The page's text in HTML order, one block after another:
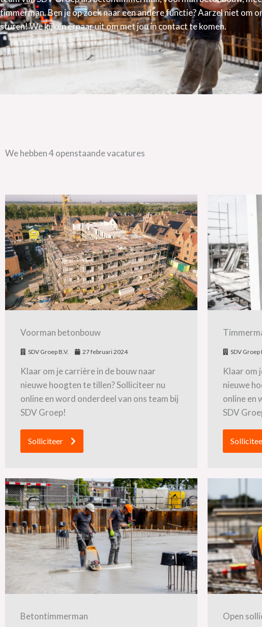
timmerman. Ben je op zoek naar een andere functie? Aarzel niet om
sturen! We kijken ernaar uit om met jou in contact te komen.
We hebben 4 openstaande vacatures
Voorman betonbouw
SDV Groep B.V. 27 februari 2024
Klaar om je carrière in de bouw naar
nieuwe hoogten te tillen? Solliciteer nu
online en word onderdeel van ons team bij
SDV Groep!
Solliciteer
SDV Groep
Klaar om
nieuwe
online en
SDV
Betontimmerman Open